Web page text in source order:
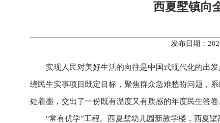
西夏墅镇向
发布日期：
实现人民对美好生活的向往是中国式现代化的出
绕民生实事项目既定目标，聚焦群众急难愁盼问题，
处着墨，交出了一份既有温度又有质感的年度民生答卷
“常有优学”工程。 西夏墅幼儿园新教学楼，西夏